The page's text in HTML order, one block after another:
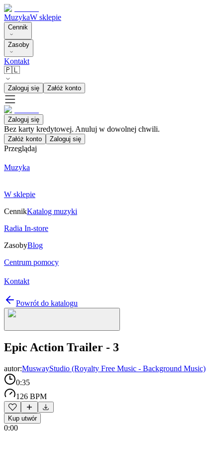
MuzykaW sklepie
Cennik
Zasoby
Kontakt
🇵🇱
Zaloguj się Załóż konto
Zaloguj się
Bez karty kredytowej. Anuluj w dowolnej chwili.
Załóż konto Zaloguj się
Przeglądaj
Muzyka
W sklepie
CennikKatalog muzyki
Radia In-store
ZasobyBlog
Centrum pomocy
Kontakt
Powrót do katalogu
Epic Action Trailer - 3
autor:MuswayStudio (Royalty Free Music - Background Music)
0:35
126 BPM
Kup utwór
0:00